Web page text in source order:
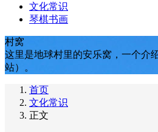
文化常识
琴棋书画
村窝
这里是地球村里的安乐窝，一个介
站）。
首页
文化常识
正文